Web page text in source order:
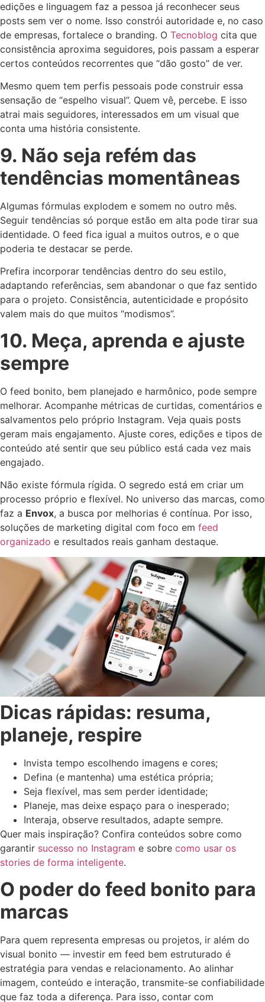
edições e linguagem faz a pessoa já reconhecer seus
posts sem ver o nome. Isso constrói autoridade e, no caso
de empresas, fortalece o branding. O Tecnoblog cita que
consistência aproxima seguidores, pois passam a esperar
certos conteúdos recorrentes que “dão gosto” de ver.
Mesmo quem tem perfis pessoais pode construir essa
sensação de “espelho visual”. Quem vê, percebe. E isso
atrai mais seguidores, interessados em um visual que
conta uma história consistente.
9. Não seja refém das
tendências momentâneas
Algumas fórmulas explodem e somem no outro mês.
Seguir tendências só porque estão em alta pode tirar sua
identidade. O feed fica igual a muitos outros, e o que
poderia te destacar se perde.
Prefira incorporar tendências dentro do seu estilo,
adaptando referências, sem abandonar o que faz sentido
para o projeto. Consistência, autenticidade e propósito
valem mais do que muitos “modismos”.
10. Meça, aprenda e ajuste
sempre
O feed bonito, bem planejado e harmônico, pode sempre
melhorar. Acompanhe métricas de curtidas, comentários e
salvamentos pelo próprio Instagram. Veja quais posts
geram mais engajamento. Ajuste cores, edições e tipos de
conteúdo até sentir que seu público está cada vez mais
engajado.
Não existe fórmula rígida. O segredo está em criar um
processo próprio e flexível. No universo das marcas, como
faz a Envox, a busca por melhorias é contínua. Por isso,
soluções de marketing digital com foco em feed
organizado e resultados reais ganham destaque.
Dicas rápidas: resuma,
planeje, respire
Invista tempo escolhendo imagens e cores;
Defina (e mantenha) uma estética própria;
Seja flexível, mas sem perder identidade;
Planeje, mas deixe espaço para o inesperado;
Interaja, observe resultados, adapte sempre.
Quer mais inspiração? Confira conteúdos sobre como
garantir sucesso no Instagram e sobre como usar os
stories de forma inteligente.
O poder do feed bonito para
marcas
Para quem representa empresas ou projetos, ir além do
visual bonito — investir em feed bem estruturado é
estratégia para vendas e relacionamento. Ao alinhar
imagem, conteúdo e interação, transmite-se confiabilidade
que faz toda a diferença. Para isso, contar com